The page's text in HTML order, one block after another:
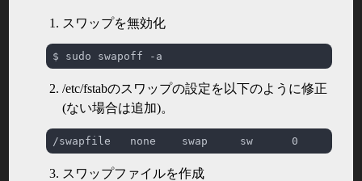
スワップを無効化
/etc/fstabのスワップの設定を以下のように修正
(ない場合は追加)。
スワップファイルを作成